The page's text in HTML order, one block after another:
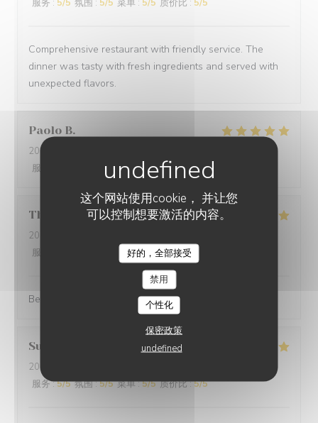
这个网站使用cookie， 并让您
可以控制想要激活的内容。
好的，全部接受
禁用
个性化
保密政策
undefined
服务 : 5/5 氛围 : 5/5 菜单 : 5/5 质价比 : 5/5
Comprehensive restaurant with friendly service. The
dinner was tasty with fresh ingredients and served with
unexpected flavors.
Paolo B
2025-12-29
服务
/5 菜单:5 /5 质价比 :5/5
Thomas
2025-12-31
服务
菜单:5 /5 质价比:
Best cuisine in old Nice.
Suraci
2025-12-31
服务:5/5 氛围:5/5 菜单:5/5 质价比:5/5